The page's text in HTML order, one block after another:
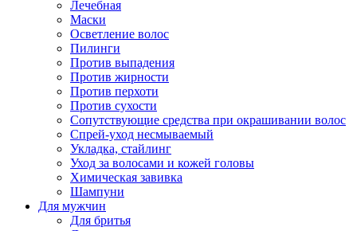
Лечебная
Маски
Осветление волос
Пилинги
Против выпадения
Против жирности
Против перхоти
Против сухости
Сопутствующие средства при окрашивании волос
Спрей-уход несмываемый
Укладка, стайлинг
Уход за волосами и кожей головы
Химическая завивка
Шампуни
Для мужчин
Для бритья